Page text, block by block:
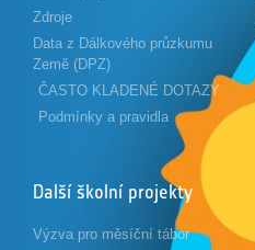
Zdroje
Data z Dálkového průzkumu
Země (DPZ)
ČASTO KLADENÉ DOTAZY
Podmínky a pravidla
Další školní projekty
Výzva pro měsíční tábor